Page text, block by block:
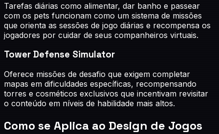
Tarefas diárias como alimentar, dar banho e passear
com os pets funcionam como um sistema de missões
que orienta as sessões de jogo diárias e recompensa os
jogadores por cuidar de seus companheiros virtuais.
Tower Defense Simulator
Oferece missões de desafio que exigem completar
mapas em dificuldades específicas, recompensando
torres e cosméticos exclusivos que incentivam revisitar
o conteúdo em níveis de habilidade mais altos.
Como se Aplica ao Design de Jogos